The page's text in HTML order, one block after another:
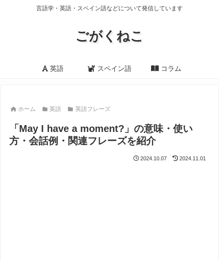
言語学・英語・スペイン語などについて発信しています
ごがくねこ
英語 スペイン語 コラム
ホーム 英語 英語フレーズ
「May I have a moment?」の意味・使い
方・会話例・関連フレーズを紹介
2024.10.07 2024.11.01